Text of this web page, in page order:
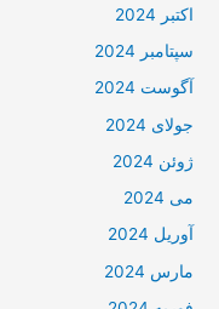
اکتبر 2024
سپتامبر 2024
آگوست 2024
جولای 2024
ژوئن 2024
می 2024
آوریل 2024
مارس 2024